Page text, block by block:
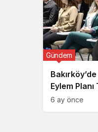
Eylem Planı
Gündem
6 ay önce